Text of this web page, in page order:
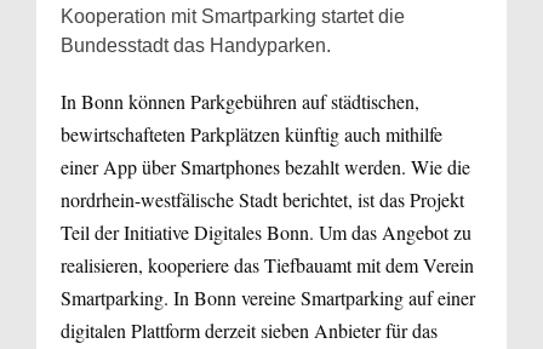
Kooperation mit Smartparking startet die
Bundesstadt das Handyparken.
In Bonn können Parkgebühren auf städtischen,
bewirtschafteten Parkplätzen künftig auch mithilfe
einer App über Smartphones bezahlt werden. Wie die
nordrhein-westfälische Stadt berichtet, ist das Projekt
Teil der Initiative Digitales Bonn. Um das Angebot zu
realisieren, kooperiere das Tiefbauamt mit dem Verein
Smartparking. In Bonn vereine Smartparking auf einer
digitalen Plattform derzeit sieben Anbieter für das